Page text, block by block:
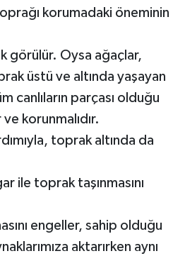
korumadaki öneminin
görülür. Oysa ağaçlar,
üstü ve altında yaşayan
canlıların parçası olduğu
korunmalıdır.
toprak altında da
ile toprak taşınmasını
engeller, sahip olduğu
aktarırken aynı